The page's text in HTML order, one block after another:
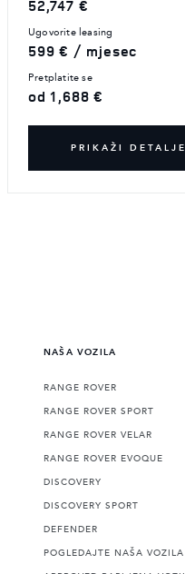
52,747 €
ugovorite leasing
599 € / mjesec
pretplatite se
od 1,688 €
PRIKAŽI DETALJE
NAŠA VOZILA
RANGE ROVER
RANGE ROVER SPORT
RANGE ROVER VELAR
RANGE ROVER EVOQUE
DISCOVERY
DISCOVERY SPORT
DEFENDER
POGLEDAJTE NAŠA VOZILA